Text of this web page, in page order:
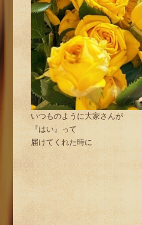
いつものように大家さんが
『はい』って
届けてくれた時に